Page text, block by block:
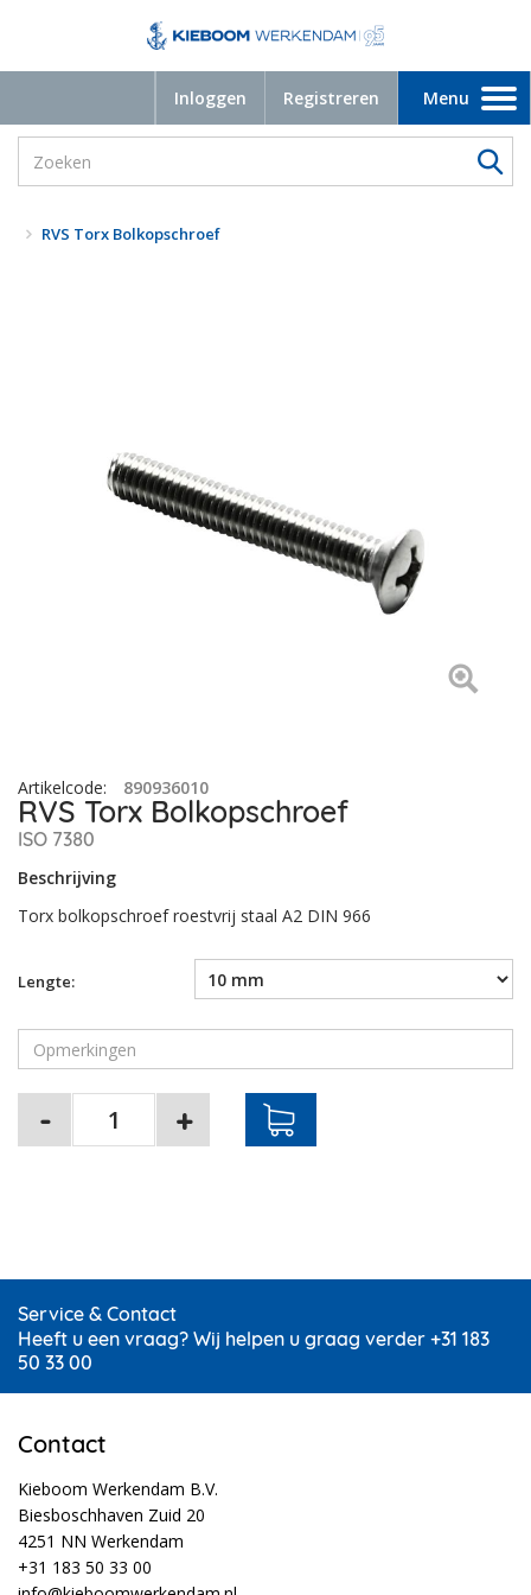
Inloggen Registreren
Toggle
navigation
Menu
RVS Torx Bolkopschroef
Artikelcode: 890936010
RVS Torx Bolkopschroef
ISO 7380
Beschrijving
Torx bolkopschroef roestvrij staal A2 DIN 966
Lengte:
Service & Contact
Heeft u een vraag? Wij helpen u graag verder +31 183
50 33 00
Contact
Kieboom Werkendam B.V.
Biesboschhaven Zuid 20
4251 NN Werkendam
+31 183 50 33 00